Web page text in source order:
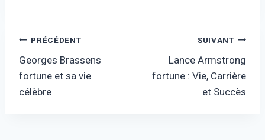
Navigation
de
l’article
PRÉCÉDENT
Georges Brassens
fortune et sa vie
célèbre
SUIVANT
Lance Armstrong
fortune : Vie, Carrière
et Succès